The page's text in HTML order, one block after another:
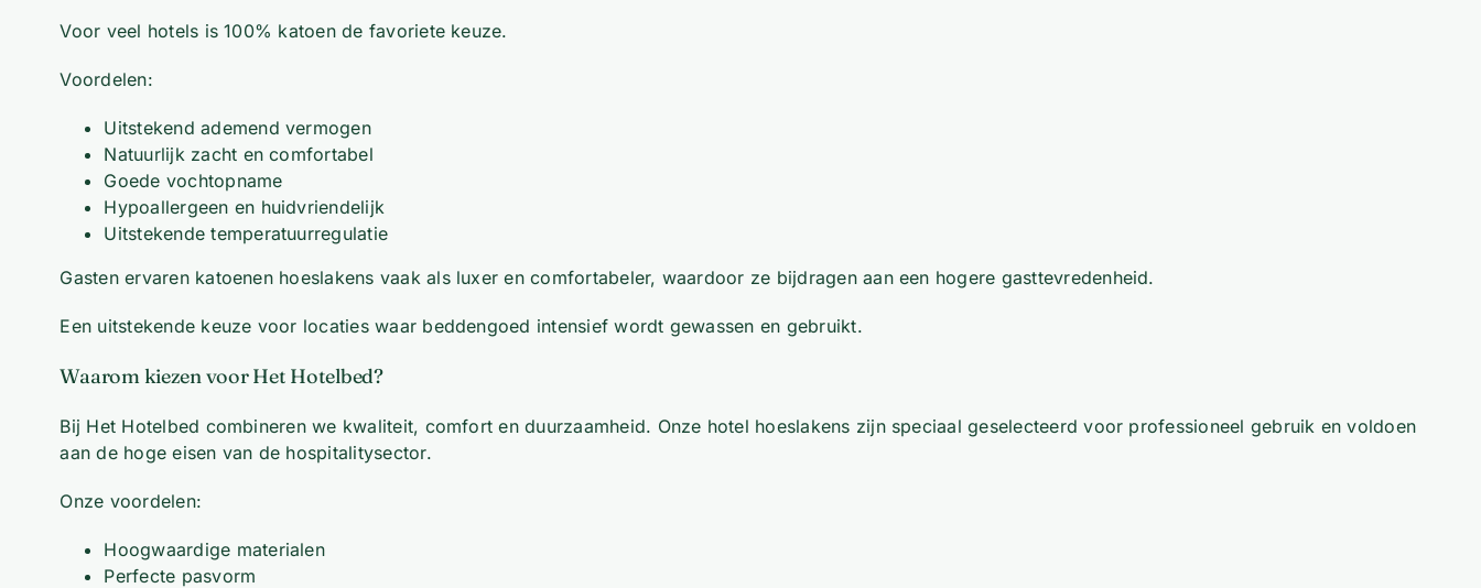
Voor veel hotels is 100% katoen de favoriete keuze.
Voordelen:
Uitstekend ademend vermogen
Natuurlijk zacht en comfortabel
Goede vochtopname
Hypoallergeen en huidvriendelijk
Uitstekende temperatuurregulatie
Gasten ervaren katoenen hoeslakens vaak als luxer en comfortabeler, waardoor ze bijdragen aan een hogere gasttevredenheid.
Een uitstekende keuze voor locaties waar beddengoed intensief wordt gewassen en gebruikt.
Waarom kiezen voor Het Hotelbed?
Bij Het Hotelbed combineren we kwaliteit, comfort en duurzaamheid. Onze hotel hoeslakens zijn speciaal geselecteerd voor professioneel gebruik en voldoen
aan de hoge eisen van de hospitalitysector.
Onze voordelen:
Hoogwaardige materialen
Perfecte pasvorm